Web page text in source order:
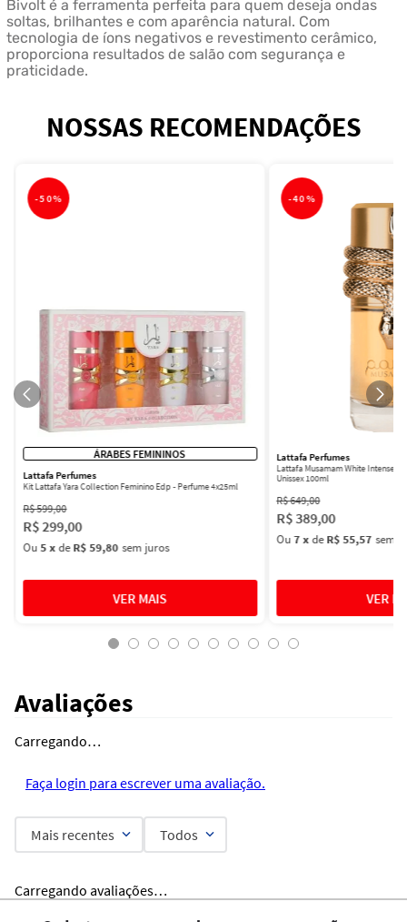
Bivolt é a ferramenta perfeita para quem deseja ondas
soltas, brilhantes e com aparência natural. Com
tecnologia de íons negativos e revestimento cerâmico,
proporciona resultados de salão com segurança e
praticidade.
NOSSAS RECOMENDAÇÕES
-50%
ÁRABES FEMININOS
Lattafa Perfumes
Kit Lattafa Yara Collection Feminino Edp - Perfume 4x25ml
R$599,00
R$299,00
Ou5 xdeR$ 59,80 sem juros
-40%
Lattafa Perfumes
Lattafa Musamam White Intense
Unissex 100ml
R$649,00
R$389,00
Ou7xdeR$ 55,57 sem
Avaliações
Carregando…
Faça login para escrever uma avaliação.
Mais recentes Todos
Carregando avaliações…